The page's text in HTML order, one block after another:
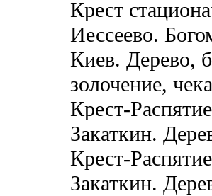
Крест
Иессеево.
Киев. Дерево,
золочение,
Крест-
Закаткин.
Крест-
Закаткин.